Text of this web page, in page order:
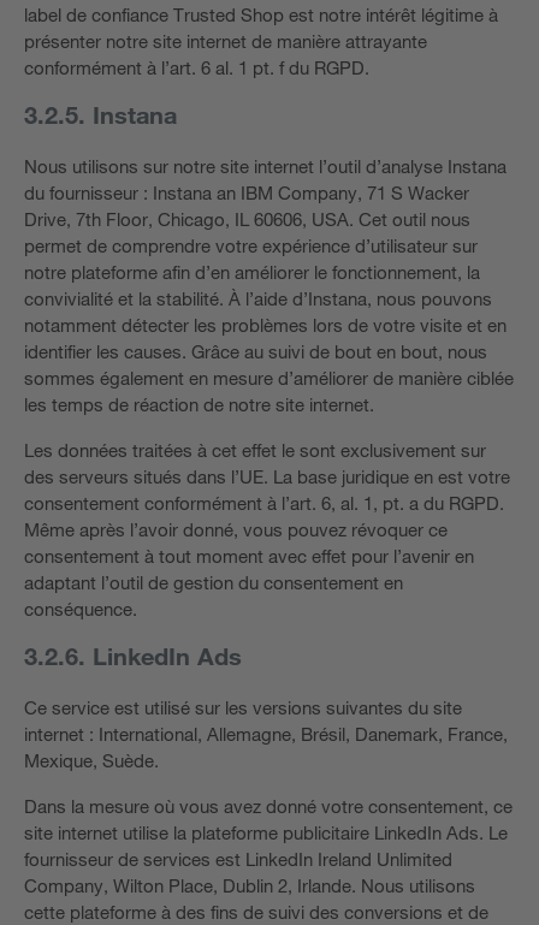
label de confiance Trusted Shop est notre intérêt légitime à
présenter notre site internet de manière attrayante
conformément à l’art. 6 al. 1 pt. f du RGPD.
3.2.5. Instana
Nous utilisons sur notre site internet l’outil d’analyse Instana
du fournisseur : Instana an IBM Company, 71 S Wacker
Drive, 7th Floor, Chicago, IL 60606, USA. Cet outil nous
permet de comprendre votre expérience d’utilisateur sur
notre plateforme afin d’en améliorer le fonctionnement, la
convivialité et la stabilité. À l’aide d’Instana, nous pouvons
notamment détecter les problèmes lors de votre visite et en
identifier les causes. Grâce au suivi de bout en bout, nous
sommes également en mesure d’améliorer de manière ciblée
les temps de réaction de notre site internet.
Les données traitées à cet effet le sont exclusivement sur
des serveurs situés dans l’UE. La base juridique en est votre
consentement conformément à l’art. 6, al. 1, pt. a du RGPD.
Même après l’avoir donné, vous pouvez révoquer ce
consentement à tout moment avec effet pour l’avenir en
adaptant l’outil de gestion du consentement en
conséquence.
3.2.6. LinkedIn Ads
Ce service est utilisé sur les versions suivantes du site
internet : International, Allemagne, Brésil, Danemark, France,
Mexique, Suède.
Dans la mesure où vous avez donné votre consentement, ce
site internet utilise la plateforme publicitaire LinkedIn Ads. Le
fournisseur de services est LinkedIn Ireland Unlimited
Company, Wilton Place, Dublin 2, Irlande. Nous utilisons
cette plateforme à des fins de suivi des conversions et de